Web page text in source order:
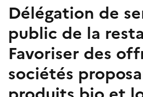
Délégation de
public de la
Favoriser des
sociétés